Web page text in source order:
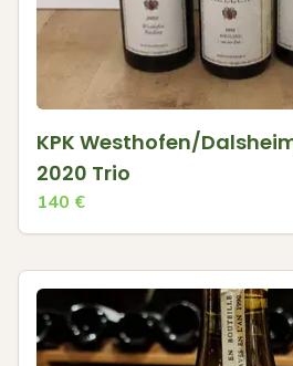
KPK Westhofen/
2020 Trio
140 €